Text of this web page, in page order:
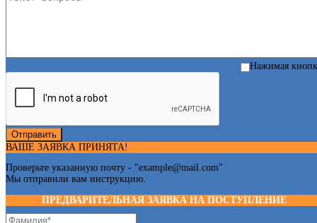
Нажимая
Отправить
ВАШЕ ЗАЯВКА ПРИНЯТА!
Проверьте указанную почту - "example@mail.com"
Мы отправили вам инструкцию.
ПРЕДВАРИТЕЛЬНАЯ ЗАЯВКА НА ПОСТУПЛЕНИЕ